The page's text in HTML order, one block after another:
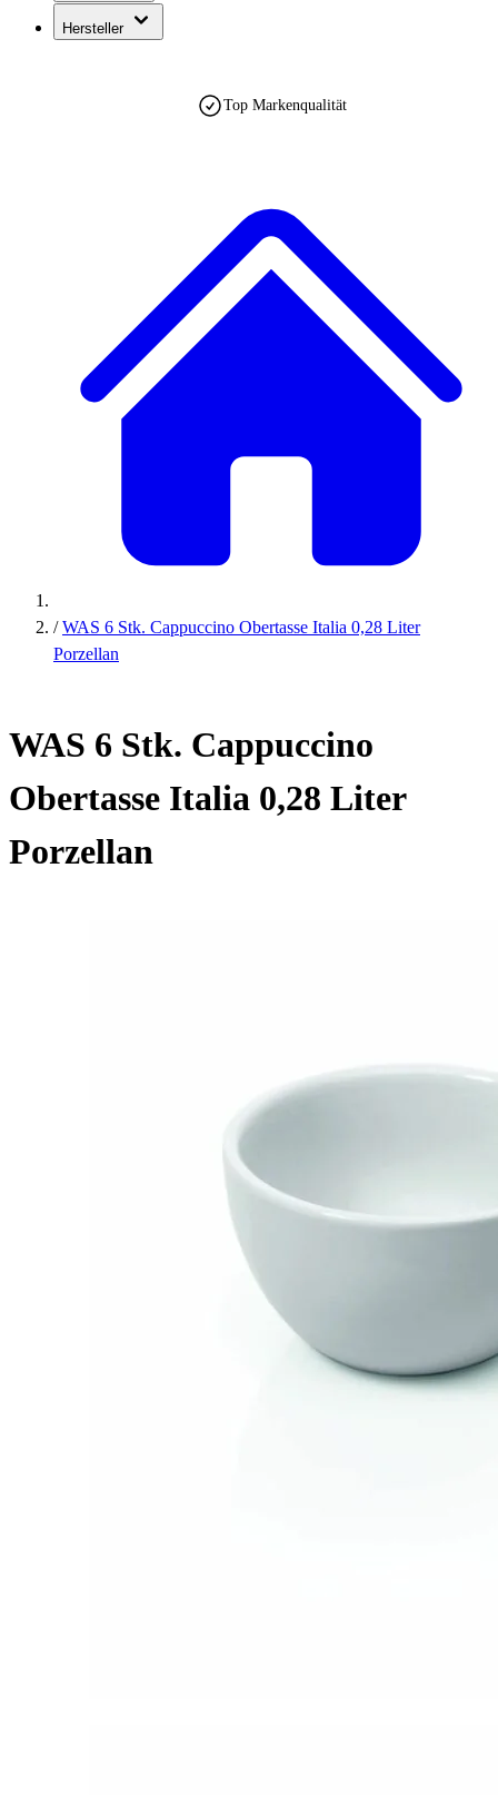
Hersteller
Top Markenqualität
/ WAS 6 Stk. Cappuccino Obertasse Italia 0,28 Liter
Porzellan
WAS 6 Stk. Cappuccino
Obertasse Italia 0,28 Liter
Porzellan